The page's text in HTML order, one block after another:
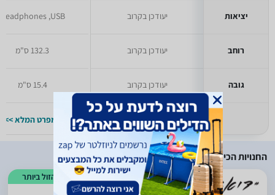
יציאות
רוחב
גובה
יעודכן בקרוב
יעודכן בקרוב
יעודכן בקרוב
למפרט המלא >>
Headphones ,USB
132.3 ס"מ
15.4 ס"מ
למפרט המלא >>
החנויות הכי זולות
הזול ביותר
5
(
320
)